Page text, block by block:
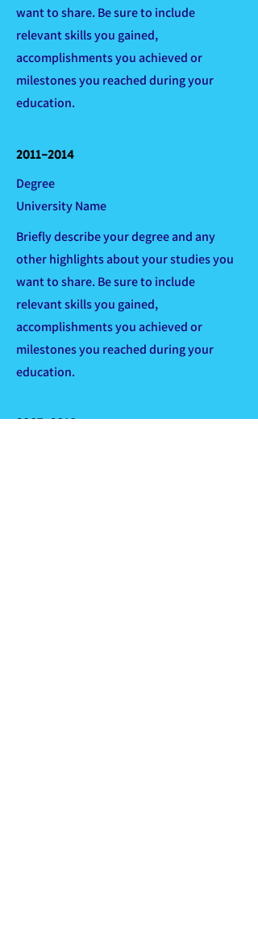
want to share. Be sure to include
relevant skills you gained,
accomplishments you achieved or
milestones you reached during your
education.
2011-2014
Degree
University Name
Briefly describe your degree and any
other highlights about your studies you
want to share. Be sure to include
relevant skills you gained,
accomplishments you achieved or
milestones you reached during your
education.
2007-2010